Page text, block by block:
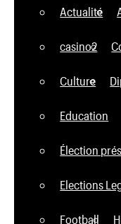
Actualité
casino2
Culture
Education
Élection
Elections
Football